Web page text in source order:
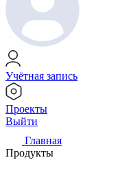
Учётная запись
Проекты
Выйти
Главная
Продукты